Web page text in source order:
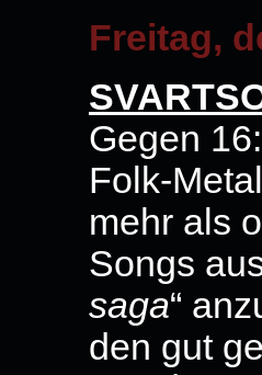
Freitag,
Gegen
Folk-
mehr als
Songs
saga“
den gut